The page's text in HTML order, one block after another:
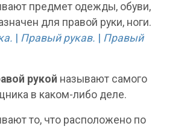
предмет одежды, обуви,
для правой руки, ноги.
Правый рукав.
Правый
рукой называют самого
в каком-либо деле.
то, что расположено по